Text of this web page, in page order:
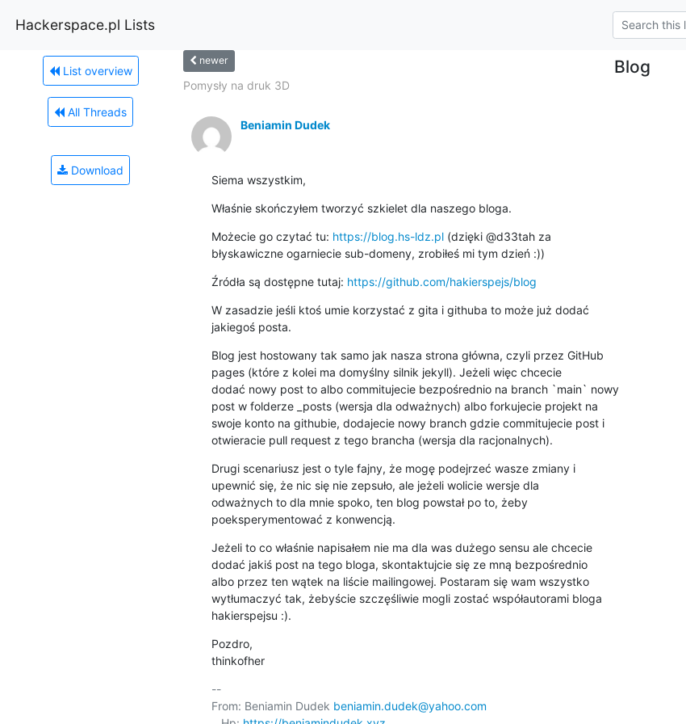
Hackerspace.pl Lists
List overview
All Threads
Download
newer Blog
Pomysły na druk 3D
Beniamin Dudek
Siema wszystkim,
Właśnie skończyłem tworzyć szkielet dla naszego bloga.
Możecie go czytać tu: https://blog.hs-ldz.pl (dzięki @d33tah za
błyskawiczne ogarniecie sub-domeny, zrobiłeś mi tym dzień :))
Źródła są dostępne tutaj: https://github.com/hakierspejs/blog
W zasadzie jeśli ktoś umie korzystać z gita i githuba to może już dodać
jakiegoś posta.
Blog jest hostowany tak samo jak nasza strona główna, czyli przez GitHub
pages (które z kolei ma domyślny silnik jekyll). Jeżeli więc chcecie
dodać nowy post to albo commitujecie bezpośrednio na branch `main` nowy
post w folderze _posts (wersja dla odważnych) albo forkujecie projekt na
swoje konto na githubie, dodajecie nowy branch gdzie commitujecie post i
otwieracie pull request z tego brancha (wersja dla racjonalnych).
Drugi scenariusz jest o tyle fajny, że mogę podejrzeć wasze zmiany i
upewnić się, że nic się nie zepsuło, ale jeżeli wolicie wersje dla
odważnych to dla mnie spoko, ten blog powstał po to, żeby
poeksperymentować z konwencją.
Jeżeli to co właśnie napisałem nie ma dla was dużego sensu ale chcecie
dodać jakiś post na tego bloga, skontaktujcie się ze mną bezpośrednio
albo przez ten wątek na liście mailingowej. Postaram się wam wszystko
wytłumaczyć tak, żebyście szczęśliwie mogli zostać współautorami bloga
hakierspejsu :).
Pozdro,
thinkofher
--
From: Beniamin Dudek beniamin.dudek@yahoo.com